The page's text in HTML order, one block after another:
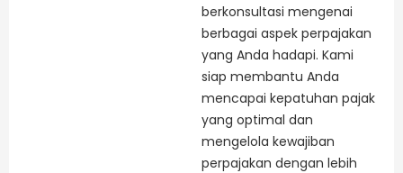
berkonsultasi mengenai
berbagai aspek perpajakan
yang Anda hadapi. Kami
siap membantu Anda
mencapai kepatuhan pajak
yang optimal dan
mengelola kewajiban
perpajakan dengan lebih